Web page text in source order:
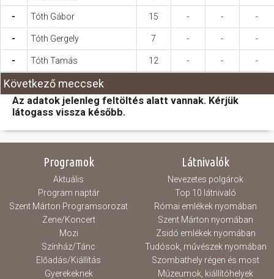
- Tóth Gábor 15 - - -
- Tóth Gergely 7 - - -
- Tóth Tamás 12 - - -
Következő meccsek
Az adatok jelenleg feltöltés alatt vannak. Kérjük
látogass vissza később.
Programok
Aktuális
Program naptár
Szent Márton Programsorozat
Zene/Koncert
Mozi
Színház/Tánc
Előadás/Kiállítás
Gyerekeknek
Látnivalók
Nevezetes polgárok
Top 10 látnivaló
Római emlékek nyomában
Szent Márton nyomában
Zsidó emlékek nyomában
Tudósok, művészek nyomában
Szombathely régen és most
Múzeumok, kiállítóhelyek